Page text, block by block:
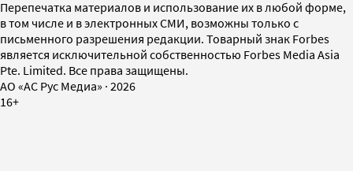
Перепечатка материалов и использование их в любой форме,
в том числе и в электронных СМИ, возможны только с
письменного разрешения редакции. Товарный знак Forbes
является исключительной собственностью Forbes Media Asia
Pte. Limited. Все права защищены.
AO «АС Рус Медиа» · 2026
16+